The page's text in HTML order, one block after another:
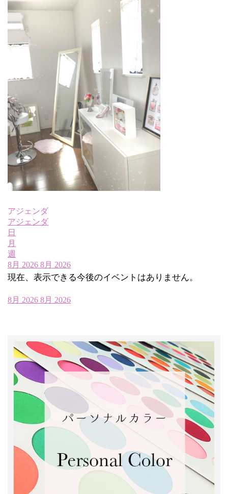
アジェンダ
アジェンダ
日
月
週
8月 2026 8月 2026
現在、表示できる今後のイベントはありません。
8月 2026 8月 2026